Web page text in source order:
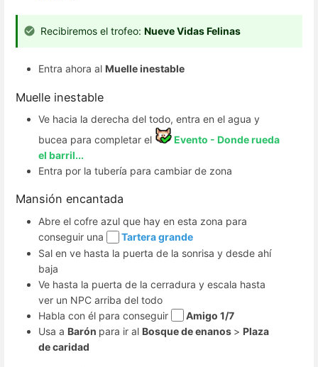
Recibiremos el trofeo: Nueve Vidas Felinas
Entra ahora al Muelle inestable
Muelle inestable
Ve hacia la derecha del todo, entra en el agua y
bucea para completar el
Evento - Donde rueda
el barril...
Entra por la tubería para cambiar de zona
Mansión encantada
Abre el cofre azul que hay en esta zona para
conseguir una
Tartera grande
Sal en ve hasta la puerta de la sonrisa y desde ahí
baja
Ve hasta la puerta de la cerradura y escala hasta
ver un NPC arriba del todo
Habla con él para conseguir
Amigo 1/7
Usa a Barón para ir al Bosque de enanos > Plaza
de caridad